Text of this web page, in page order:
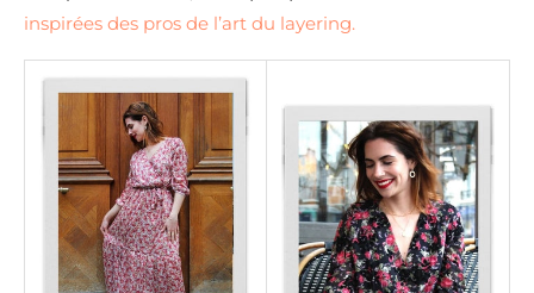
inspirées des pros de l’art du layering.